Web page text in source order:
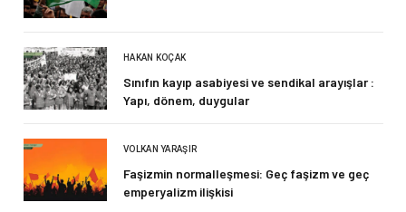
HAKAN KOÇAK
Sınıfın kayıp asabiyesi ve sendikal arayışlar :
Yapı, dönem, duygular
VOLKAN YARAŞIR
Faşizmin normalleşmesi: Geç faşizm ve geç
emperyalizm ilişkisi